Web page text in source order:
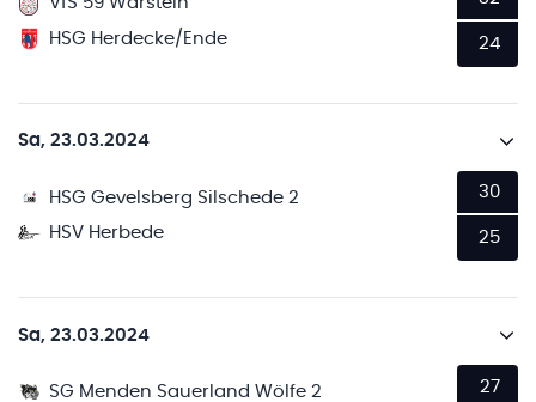
HSG Herdecke/Ende
24
Sa, 23.03.2024
HSG Gevelsberg Silschede 2
HSV Herbede
30
25
Sa, 23.03.2024
SG Menden Sauerland Wölfe 2
27